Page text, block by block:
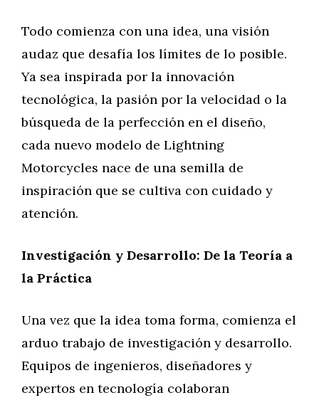
Todo comienza con una idea, una visión
audaz que desafía los límites de lo posible.
Ya sea inspirada por la innovación
tecnológica, la pasión por la velocidad o la
búsqueda de la perfección en el diseño,
cada nuevo modelo de Lightning
Motorcycles nace de una semilla de
inspiración que se cultiva con cuidado y
atención.
Investigación y Desarrollo: De la Teoría a
la Práctica
Una vez que la idea toma forma, comienza el
arduo trabajo de investigación y desarrollo.
Equipos de ingenieros, diseñadores y
expertos en tecnología colaboran